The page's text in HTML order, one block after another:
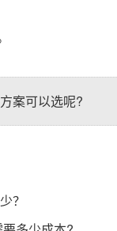
案可以选呢?
？